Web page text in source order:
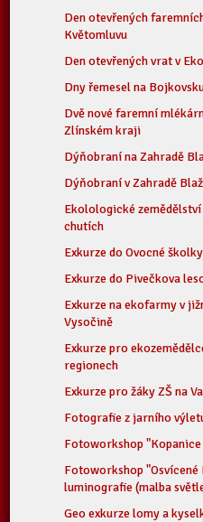
Den otevřených
Květomluvu
Den otevřených vrat v
Dny řemesel na
Dvě nové faremní
Zlínském kraji
Dýňobraní na Zahradě
Dýňobraní v Zahradě
Ekolologické
chutích
Exkurze do Ovocné
Exkurze do Pivečkova
Exkurze na ekofarmy v
Vysočině
Exkurze pro
regionech
Exkurze pro žáky ZŠ na
Fotografie z jarního
Fotoworkshop
Fotoworkshop
luminografie (malba
Geo exkurze lomy a